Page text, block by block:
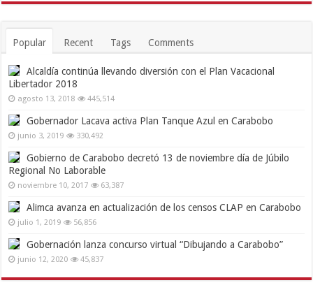
Popular Recent Tags Comments
Alcaldía continúa llevando diversión con el Plan Vacacional
Libertador 2018
agosto 13, 2018 445,514
Gobernador Lacava activa Plan Tanque Azul en Carabobo
junio 3, 2019 330,492
Gobierno de Carabobo decretó 13 de noviembre día de Júbilo
Regional No Laborable
noviembre 10, 2017 63,387
Alimca avanza en actualización de los censos CLAP en Carabobo
julio 1, 2019 56,856
Gobernación lanza concurso virtual “Dibujando a Carabobo”
junio 12, 2020 45,837